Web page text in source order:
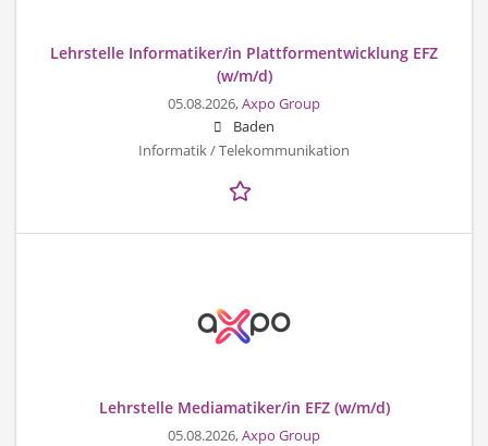
Lehrstelle Informatiker/in Plattformentwicklung EFZ
(w/m/d)
05.08.2026,Axpo Group
Baden
Informatik / Telekommunikation
Lehrstelle Mediamatiker/in EFZ (w/m/d)
05.08.2026,Axpo Group